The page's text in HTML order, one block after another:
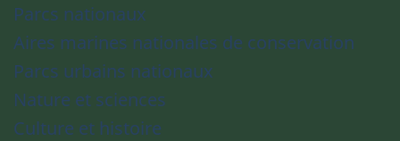
Parcs nationaux
Aires marines nationales de conservation
Parcs urbains nationaux
Nature et sciences
Culture et histoire